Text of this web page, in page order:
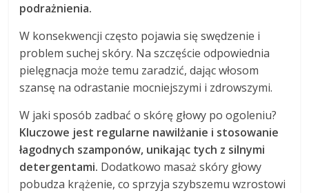
podrażnienia.
W konsekwencji często pojawia się swędzenie i
problem suchej skóry. Na szczęście odpowiednia
pielęgnacja może temu zaradzić, dając włosom
szansę na odrastanie mocniejszymi i zdrowszymi.
W jaki sposób zadbać o skórę głowy po ogoleniu?
Kluczowe jest regularne nawilżanie i stosowanie
łagodnych szamponów, unikając tych z silnymi
detergentami. Dodatkowo masaż skóry głowy
pobudza krążenie, co sprzyja szybszemu wzrostowi